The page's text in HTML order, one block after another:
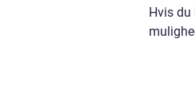
Hvis du